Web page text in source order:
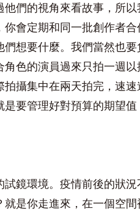
們的視角來看故事，所以
會定期和同一批創作者
想要什麼。我們當然也要
色的演員過來只拍一週以
攝集中在兩天拍完，速速
要管理好對預算的期望值
鏡環境。疫情前後的狀
是你走進來，在一個空間